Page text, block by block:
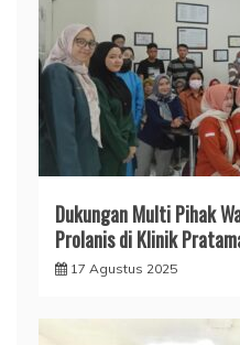
Dukungan Multi Pihak
Prolanis di Klinik
17 Agustus 2025